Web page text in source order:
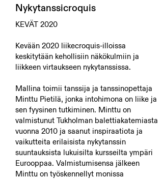
Nykytanssicroquis
KEVÄT 2020
Kevään 2020 liikecroquis-illoissa
keskitytään kehollisiin näkökulmiin ja
liikkeen virtaukseen nykytanssissa.
Mallina toimii tanssija ja tanssinopettaja
Minttu Pietilä, jonka intohimona on liike ja
sen fyysinen tutkiminen. Minttu on
valmistunut Tukholman balettiakatemiasta
vuonna 2010 ja saanut inspiraatiota ja
vaikutteita erilaisista nykytanssin
suuntauksista lukuisilta kursseilta ympäri
Eurooppaa. Valmistumisensa jälkeen
Minttu on työskennellyt monissa